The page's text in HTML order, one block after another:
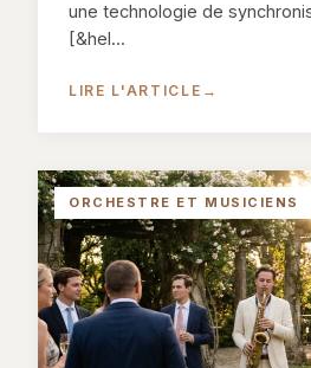
une technologie de
[&hel...
LIRE L'ARTICLE →
ORCHESTRE ET MUSICIENS